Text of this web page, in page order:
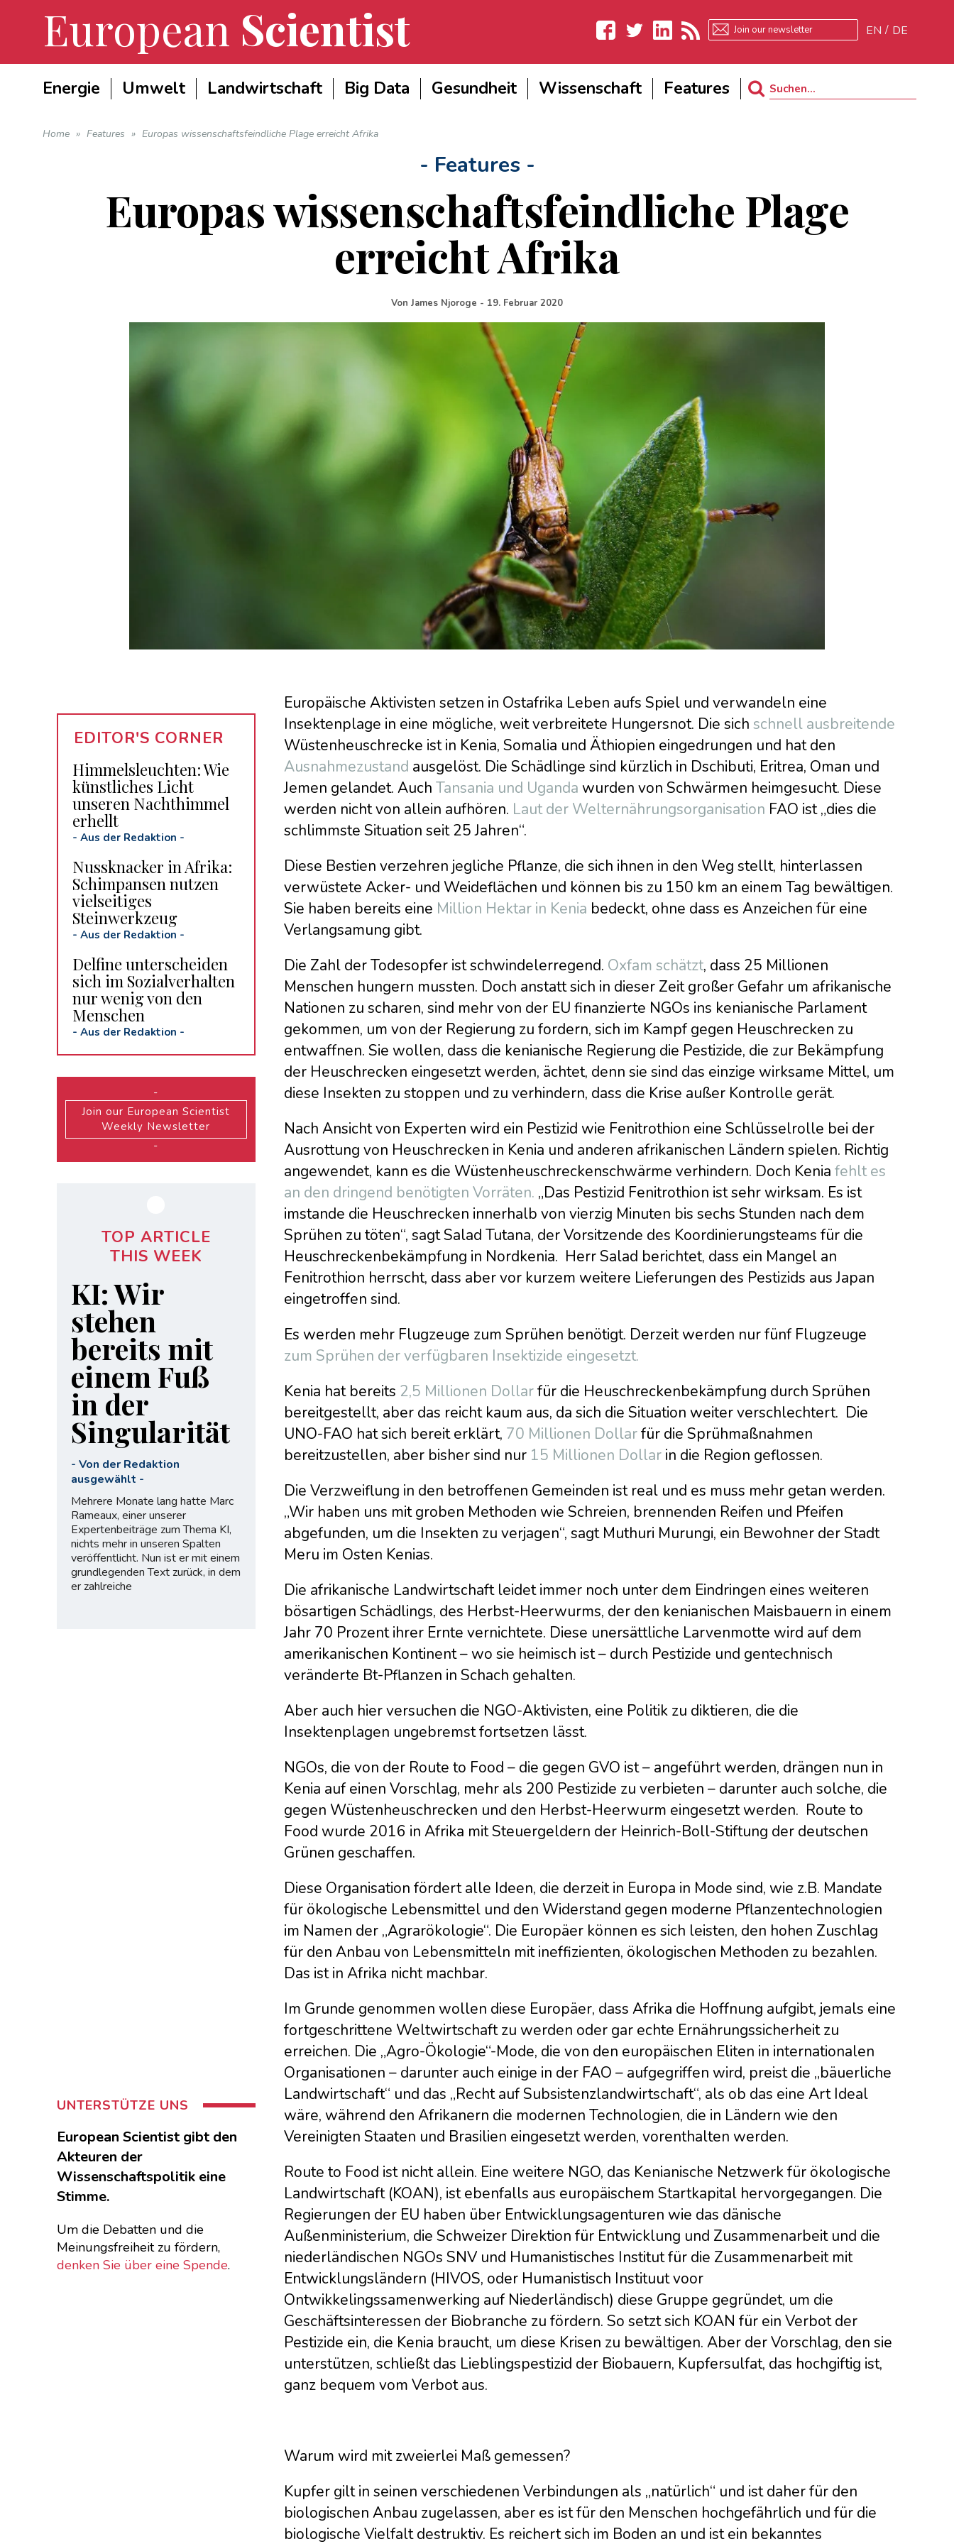
European Scientist
LinkedIn
EN DE
Energie Umwelt Landwirtschaft Big Data Gesundheit Wissenschaft Features
Search
Home » Features » Europas wissenschaftsfeindliche Plage erreicht Afrika
- Features -
Europas wissenschaftsfeindliche Plage
erreicht Afrika
Von James Njoroge - 19. Februar 2020
Europäische Aktivisten setzen in Ostafrika Leben aufs Spiel und verwandeln eine
Insektenplage in eine mögliche, weit verbreitete Hungersnot. Die sich schnell ausbreitende
Wüstenheuschrecke ist in Kenia, Somalia und Äthiopien eingedrungen und hat den
Ausnahmezustand ausgelöst. Die Schädlinge sind kürzlich in Dschibuti, Eritrea, Oman und
Jemen gelandet. Auch Tansania und Uganda wurden von Schwärmen heimgesucht. Diese
werden nicht von allein aufhören. Laut der Welternährungsorganisation FAO ist „dies die
schlimmste Situation seit 25 Jahren“.
Diese Bestien verzehren jegliche Pflanze, die sich ihnen in den Weg stellt, hinterlassen
verwüstete Acker- und Weideflächen und können bis zu 150 km an einem Tag bewältigen.
Sie haben bereits eine Million Hektar in Kenia bedeckt, ohne dass es Anzeichen für eine
Verlangsamung gibt.
Die Zahl der Todesopfer ist schwindelerregend. Oxfam schätzt, dass 25 Millionen
Menschen hungern mussten. Doch anstatt sich in dieser Zeit großer Gefahr um afrikanische
Nationen zu scharen, sind mehr von der EU finanzierte NGOs ins kenianische Parlament
gekommen, um von der Regierung zu fordern, sich im Kampf gegen Heuschrecken zu
entwaffnen. Sie wollen, dass die kenianische Regierung die Pestizide, die zur Bekämpfung
der Heuschrecken eingesetzt werden, ächtet, denn sie sind das einzige wirksame Mittel, um
diese Insekten zu stoppen und zu verhindern, dass die Krise außer Kontrolle gerät.
Nach Ansicht von Experten wird ein Pestizid wie Fenitrothion eine Schlüsselrolle bei der
Ausrottung von Heuschrecken in Kenia und anderen afrikanischen Ländern spielen. Richtig
angewendet, kann es die Wüstenheuschreckenschwärme verhindern. Doch Kenia fehlt es
an den dringend benötigten Vorräten. „Das Pestizid Fenitrothion ist sehr wirksam. Es ist
imstande die Heuschrecken innerhalb von vierzig Minuten bis sechs Stunden nach dem
Sprühen zu töten“, sagt Salad Tutana, der Vorsitzende des Koordinierungsteams für die
Heuschreckenbekämpfung in Nordkenia. Herr Salad berichtet, dass ein Mangel an
Fenitrothion herrscht, dass aber vor kurzem weitere Lieferungen des Pestizids aus Japan
eingetroffen sind.
Es werden mehr Flugzeuge zum Sprühen benötigt. Derzeit werden nur fünf Flugzeuge
zum Sprühen der verfügbaren Insektizide eingesetzt.
Kenia hat bereits 2,5 Millionen Dollarfür die Heuschreckenbekämpfung durch Sprühen
bereitgestellt, aber das reicht kaum aus, da sich die Situation weiter verschlechtert. Die
UNO-FAO hat sich bereit erklärt, 70 Millionen Dollarfür die Sprühmaßnahmen
bereitzustellen, aber bisher sind nur 15 Millionen Dollar in die Region geflossen.
Die Verzweiflung in den betroffenen Gemeinden ist real und es muss mehr getan werden.
„Wir haben uns mit groben Methoden wie Schreien, brennenden Reifen und Pfeifen
abgefunden, um die Insekten zu verjagen“, sagt Muthuri Murungi, ein Bewohner der Stadt
Meru im Osten Kenias.
Die afrikanische Landwirtschaft leidet immer noch unter dem Eindringen eines weiteren
bösartigen Schädlings, des Herbst-Heerwurms, der den kenianischen Maisbauern in einem
Jahr 70 Prozent ihrer Ernte vernichtete. Diese unersättliche Larvenmotte wird auf dem
amerikanischen Kontinent – wo sie heimisch ist – durch Pestizide und gentechnisch
veränderte Bt-Pflanzen in Schach gehalten.
Aber auch hier versuchen die NGO-Aktivisten, eine Politik zu diktieren, die die
Insektenplagen ungebremst fortsetzen lässt.
NGOs, die von der Route to Food – die gegen GVO ist – angeführt werden, drängen nun in
Kenia auf einen Vorschlag, mehr als 200 Pestizide zu verbieten – darunter auch solche, die
gegen Wüstenheuschrecken und den Herbst-Heerwurm eingesetzt werden. Route to
Food wurde 2016 in Afrika mit Steuergeldern der Heinrich-Boll-Stiftung der deutschen
Grünen geschaffen.
Diese Organisation fördert alle Ideen, die derzeit in Europa in Mode sind, wie z.B. Mandate
für ökologische Lebensmittel und den Widerstand gegen moderne Pflanzentechnologien
im Namen der „Agrarökologie“. Die Europäer können es sich leisten, den hohen Zuschlag
für den Anbau von Lebensmitteln mit ineffizienten, ökologischen Methoden zu bezahlen.
Das ist in Afrika nicht machbar.
Im Grunde genommen wollen diese Europäer, dass Afrika die Hoffnung aufgibt, jemals eine
fortgeschrittene Weltwirtschaft zu werden oder gar echte Ernährungssicherheit zu
erreichen. Die „Agro-Ökologie“-Mode, die von den europäischen Eliten in internationalen
Organisationen – darunter auch einige in der FAO – aufgegriffen wird, preist die „bäuerliche
Landwirtschaft“ und das „Recht auf Subsistenzlandwirtschaft“, als ob das eine Art Ideal
wäre, während den Afrikanern die modernen Technologien, die in Ländern wie den
Vereinigten Staaten und Brasilien eingesetzt werden, vorenthalten werden.
Route to Food ist nicht allein. Eine weitere NGO, das Kenianische Netzwerk für ökologische
Landwirtschaft (KOAN), ist ebenfalls aus europäischem Startkapital hervorgegangen. Die
Regierungen der EU haben über Entwicklungsagenturen wie das dänische
Außenministerium, die Schweizer Direktion für Entwicklung und Zusammenarbeit und die
niederländischen NGOs SNV und Humanistisches Institut für die Zusammenarbeit mit
Entwicklungsländern (HIVOS, oder Humanistisch Instituut voor
Ontwikkelingssamenwerking auf Niederländisch) diese Gruppe gegründet, um die
Geschäftsinteressen der Biobranche zu fördern. So setzt sich KOAN für ein Verbot der
Pestizide ein, die Kenia braucht, um diese Krisen zu bewältigen. Aber der Vorschlag, den sie
unterstützen, schließt das Lieblingspestizid der Biobauern, Kupfersulfat, das hochgiftig ist,
ganz bequem vom Verbot aus.
Warum wird mit zweierlei Maß gemessen?
Kupfer gilt in seinen verschiedenen Verbindungen als „natürlich“ und ist daher für den
biologischen Anbau zugelassen, aber es ist für den Menschen hochgefährlich und für die
biologische Vielfalt destruktiv. Es reichert sich im Boden an und ist ein bekanntes
EDITOR'S CORNER
Himmelsleuchten: Wie
künstliches Licht
unseren Nachthimmel
erhellt
- Aus der Redaktion -
Nussknacker in Afrika:
Schimpansen nutzen
vielseitiges
Steinwerkzeug
- Aus der Redaktion -
Delfine unterscheiden
sich im Sozialverhalten
nur wenig von den
Menschen
- Aus der Redaktion -
-
Join our European Scientist
Weekly Newsletter
-
TOP ARTICLE
THIS WEEK
KI: Wir
stehen
bereits mit
einem Fuß
in der
Singularität
- Von der Redaktion
ausgewählt -
Mehrere Monate lang hatte Marc
Rameaux, einer unserer
Expertenbeiträge zum Thema KI,
nichts mehr in unseren Spalten
veröffentlicht. Nun ist er mit einem
grundlegenden Text zurück, in dem
er zahlreiche
UNTERSTÜTZE UNS
European Scientist gibt den
Akteuren der
Wissenschaftspolitik eine
Stimme.
Um die Debatten und die
Meinungsfreiheit zu fördern,
denken Sie über eine Spende.